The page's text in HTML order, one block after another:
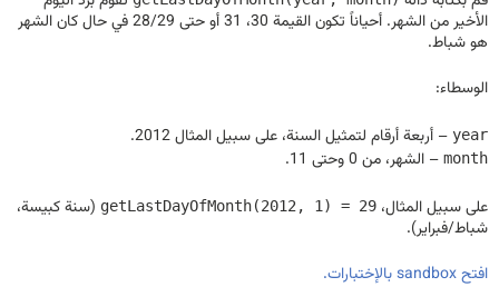
الأخير من الشهر. أحياناً تكون القيمة 30، 31 أو حتى 28/29 في حال كان الشهر
هو شباط.
الوسطاء:
year – أربعة أرقام لتمثيل السنة، على سبيل المثال 2012.
month – الشهر، من 0 وحتى 11.
على سبيل المثال، getLastDayOfMonth(2012, 1) = 29 (سنة كبيسة،
شباط/فبراير).
افتح sandbox بالإختبارات.